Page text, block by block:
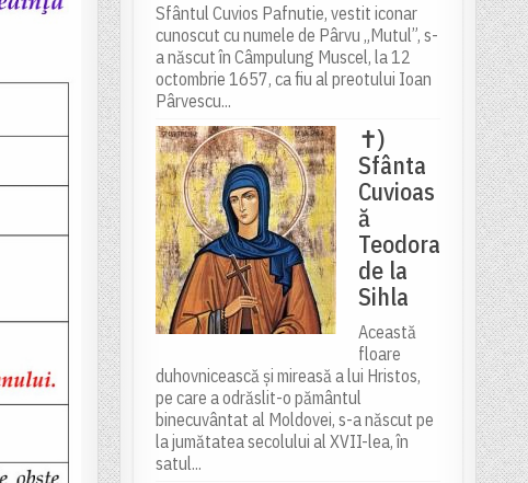
Sfântul Cuvios Pafnutie, vestit iconar
cunoscut cu numele de Pârvu „Mutul”, s-
a născut în Câmpulung Muscel, la 12
octombrie 1657, ca fiu al preotului Ioan
Pârvescu...
✝)
Sfânta
Cuvioas
ă
Teodora
de la
Sihla
Această
floare
duhovnicească și mireasă a lui Hristos,
pe care a odrăslit-o pământul
binecuvântat al Moldovei, s-a născut pe
la jumătatea secolului al XVII-lea, în
satul...